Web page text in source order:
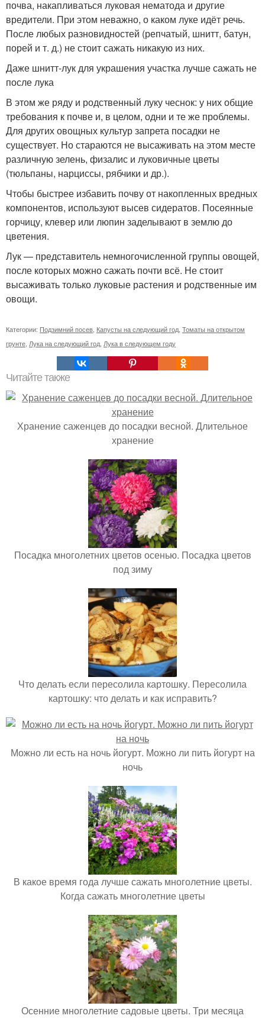
почва, накапливаться луковая нематода и другие
вредители. При этом неважно, о каком луке идёт речь.
После любых разновидностей (репчатый, шнитт, батун,
порей и т. д.) не стоит сажать никакую из них.
Даже шнитт-лук для украшения участка лучше сажать не
после лука
В этом же ряду и родственный луку чеснок: у них общие
требования к почве и, в целом, одни и те же проблемы.
Для других овощных культур запрета посадки не
существует. Но стараются не высаживать на этом месте
различную зелень, физалис и луковичные цветы
(тюльпаны, нарциссы, рябчики и др.).
Чтобы быстрее избавить почву от накопленных вредных
компонентов, используют высев сидератов. Посеянные
горчицу, клевер или люпин заделывают в землю до
цветения.
Лук — представитель немногочисленной группы овощей,
после которых можно сажать почти всё. Не стоит
высаживать только луковые растения и родственные им
овощи.
Категории: Подзимний посев Капусты на следующий год Томаты на открытом
грунте Лука на следующий год Лука в следующем году
Читайте также
Хранение саженцев до посадки весной. Длительное
хранение
Посадка многолетних цветов осенью. Посадка цветов
под зиму
Что делать если пересолила картошку. Пересолила
картошку: что делать и как исправить?
Можно ли есть на ночь йогурт. Можно ли пить йогурт на
ночь
В какое время года лучше сажать многолетние цветы.
Когда сажать многолетние цветы
Осенние многолетние садовые цветы. Три месяца